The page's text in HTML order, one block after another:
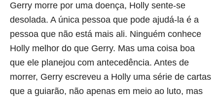
Gerry morre por uma doença, Holly sente-se
desolada. A única pessoa que pode ajudá-la é a
pessoa que não está mais ali. Ninguém conhece
Holly melhor do que Gerry. Mas uma coisa boa
que ele planejou com antecedência. Antes de
morrer, Gerry escreveu a Holly uma série de cartas
que a guiarão, não apenas em meio ao luto, mas